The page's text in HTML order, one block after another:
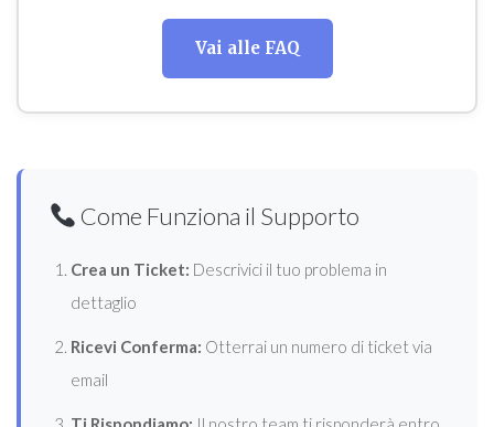
Vai alle FAQ
Come Funziona il Supporto
Crea un Ticket: Descrivici il tuo problema in
dettaglio
Ricevi Conferma: Otterrai un numero di ticket via
email